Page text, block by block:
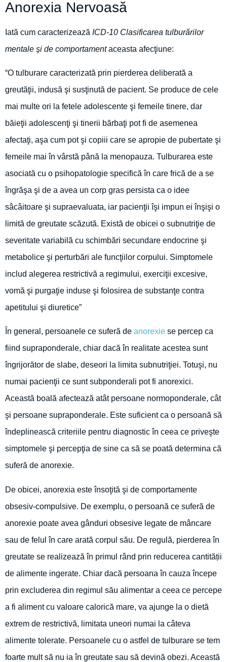
Anorexia Nervoasă
Iată cum caracterizează ICD-10 Clasificarea tulburărilor
mentale şi de comportamentaceasta afecţiune:
“O tulburare caracterizată prin pierderea deliberată a
greutăţii, indusă şi susţinută de pacient. Se produce de cele
mai multe ori la fetele adolescente şi femeile tinere, dar
băieţii adolescenţi şi tinerii bărbaţi pot fi de asemenea
afectaţi, aşa cum pot şi copiii care se apropie de pubertate şi
femeile mai în vârstă până la menopauza. Tulburarea este
asociată cu o psihopatologie specifică în care frică de a se
îngrăşa şi de a avea un corp gras persista ca o idee
sâcâitoare şi supraevaluata, iar pacienţii îşi impun ei înşişi o
limită de greutate scăzută. Există de obicei o subnutriţie de
severitate variabilă cu schimbări secundare endocrine şi
metabolice şi perturbări ale funcţiilor corpului. Simptomele
includ alegerea restrictivă a regimului, exerciţii excesive,
vomă şi purgaţie induse şi folosirea de substanţe contra
apetitului şi diuretice”
În general, persoanele ce suferă de anorexie se percep ca
fiind supraponderale, chiar dacă în realitate acestea sunt
îngrijorător de slabe, deseori la limita subnutriţiei. Totuşi, nu
numai pacienţii ce sunt subponderali pot fi anorexici.
Această boală afectează atât persoane normoponderale, cât
şi persoane supraponderale. Este suficient ca o persoană să
îndeplinească criteriile pentru diagnostic în ceea ce priveşte
simptomele şi percepţia de sine ca să se poată determina că
suferă de anorexie.
De obicei, anorexia este însoţită şi de comportamente
obsesiv-compulsive. De exemplu, o persoană ce suferă de
anorexie poate avea gânduri obsesive legate de mâncare
sau de felul în care arată corpul său. De regulă, pierderea în
greutate se realizează în primul rând prin reducerea cantității
de alimente ingerate. Chiar dacă persoana în cauza începe
prin excluderea din regimul său alimentar a ceea ce percepe
a fi aliment cu valoare calorică mare, va ajunge la o dietă
extrem de restrictivă, limitata uneori numai la câteva
alimente tolerate. Persoanele cu o astfel de tulburare se tem
foarte mult să nu ia în greutate sau să devină obezi. Această